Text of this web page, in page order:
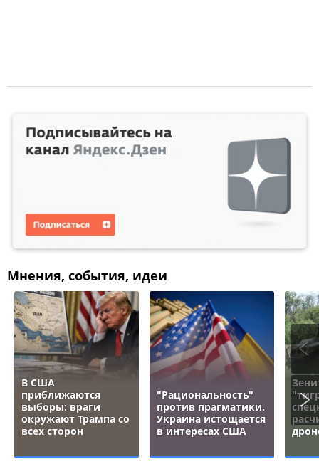
Мнения, события, идеи
В США
приближаются
выборы: враги
окружают Трампа со
всех сторон
"Рациональность"
против прагматики.
Украина истощается
в интересах США